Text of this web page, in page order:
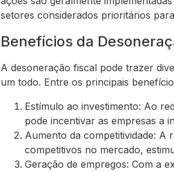
setores considerados prioritários
Benefícios da
A desoneração fiscal pode trazer
um todo. Entre os principais
Estímulo ao investimento: Ao
pode incentivar as empresas a
Aumento da competitividade: A
competitivos no mercado,
Geração de empregos: Com a